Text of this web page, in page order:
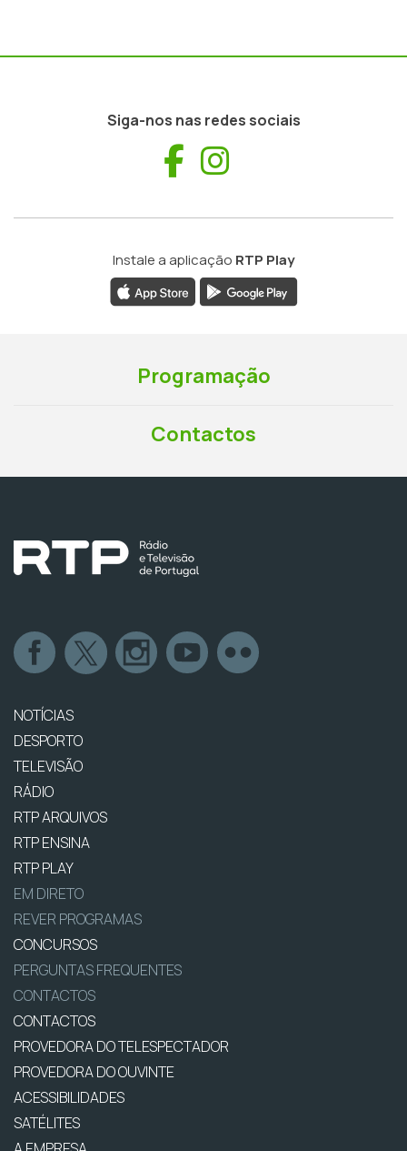
Siga-nos nas redes sociais
Facebook
Instale a aplicação RTP Play
Programação
Contactos
NOTÍCIAS
DESPORTO
TELEVISÃO
RÁDIO
RTP ARQUIVOS
RTP ENSINA
RTP PLAY
EM DIRETO
REVER PROGRAMAS
CONCURSOS
PERGUNTAS FREQUENTES
CONTACTOS
CONTACTOS
PROVEDORA DO TELESPECTADOR
PROVEDORA DO OUVINTE
ACESSIBILIDADES
SATÉLITES